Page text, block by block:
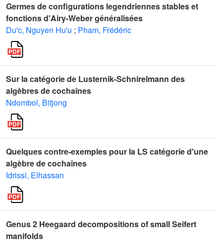
Germes de configurations legendriennes stables et
fonctions d'Airy-Weber généralisées
Du'c, Nguyen Hu'u ; Pham, Frédéric
Sur la catégorie de Lusternik-Schnirelmann des
algèbres de cochaînes
Ndombol, Bitjong
Quelques contre-exemples pour la LS catégorie d'une
algèbre de cochaînes
Idrissi, Elhassan
Genus 2 Heegaard decompositions of small Seifert
manifolds